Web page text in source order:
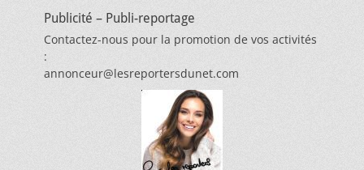
Publicité – Publi-reportage
Contactez-nous pour la promotion de vos activités
:
annonceur@lesreportersdunet.com